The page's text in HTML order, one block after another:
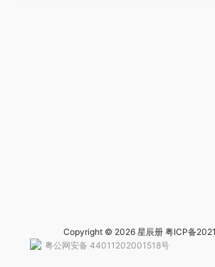
Copyright © 2026 星辰册 粤ICP备
粤公网安备 44011202001518号